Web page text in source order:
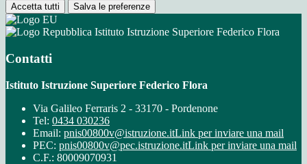
Accetta tutti Salva le preferenze
Istituto Istruzione Superiore Federico Flora
Contatti
Istituto Istruzione Superiore Federico Flora
Via Galileo Ferraris 2 - 33170 - Pordenone
Tel: 0434 030236
Email: pnis00800v@istruzione.itLink per inviare una mail
PEC: pnis00800v@pec.istruzione.itLink per inviare una mail
C.F.: 80009070931